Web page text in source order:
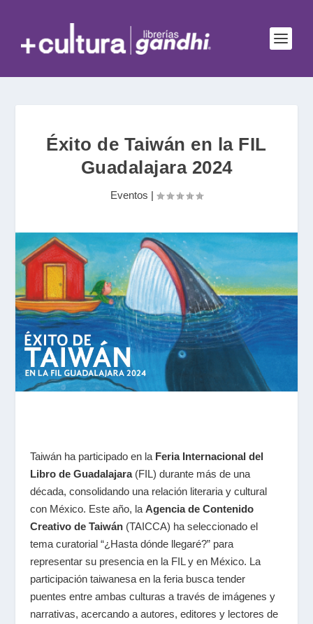
Éxito de Taiwán en la FIL
Guadalajara 2024
Eventos |
Taiwán ha participado en la Feria Internacional del
Libro de Guadalajara(FIL) durante más de una
década, consolidando una relación literaria y cultural
con México. Este año, la Agencia de Contenido
Creativo de Taiwán(TAICCA) ha seleccionado el
tema curatorial “¿Hasta dónde llegaré?” para
representar su presencia en la FIL y en México. La
participación taiwanesa en la feria busca tender
puentes entre ambas culturas a través de imágenes y
narrativas, acercando a autores, editores y lectores de